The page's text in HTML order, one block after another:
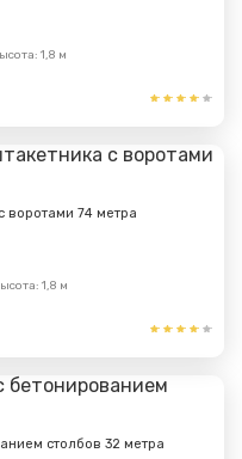
1,8 м
воротами 74 метра
1,8 м
столбов 32 метра